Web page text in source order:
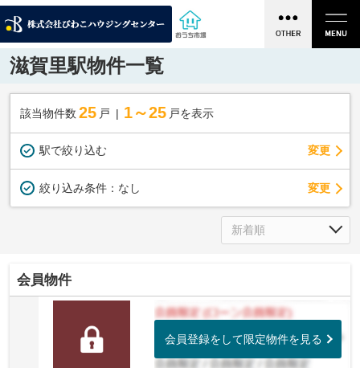
滋賀里駅物件一覧
該当物件数 25 戸 1～25 戸を表示
駅で絞り込む 変更
絞り込み条件： なし 変更
会員物件
会員登録をして限定物件を見る